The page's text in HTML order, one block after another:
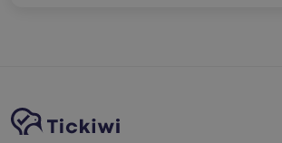
Navigation du sitePlate-forme Tickiwi